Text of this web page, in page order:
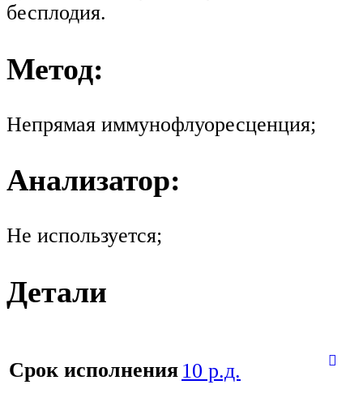
бесплодия.
Метод:
Непрямая иммунофлуоресценция;
Анализатор:
Не используется;
Детали
Срок исполнения 10 р.д.